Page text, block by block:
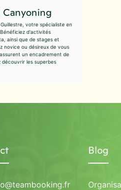
votre spécialiste en
d'activités
ainsi que de stages et
novice ou désireux de vous
un encadrement de
découvrir les superbes
Blog